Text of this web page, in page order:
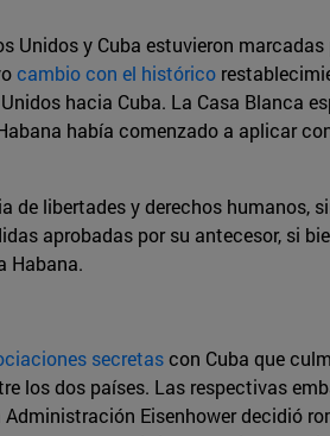
Unidos y Cuba estuvieron
cambio con el histórico
hacia Cuba. La Casa Blanca
había comenzado a aplicar
libertades y derechos humanos,
aprobadas por su antecesor, si
Habana.
secretascon Cuba que
los dos países. Las respectivas
Eisenhower decidió